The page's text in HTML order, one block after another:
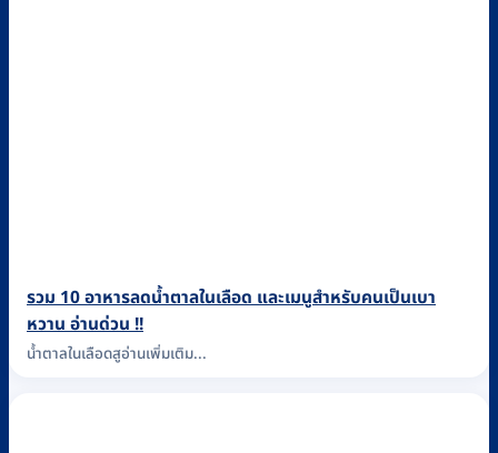
รวม 10 อาหารลดน้ำตาลในเลือด และเมนูสำหรับคนเป็นเบา
หวาน อ่านด่วน !!
น้ำตาลในเลือดสูอ่านเพิ่มเติม...